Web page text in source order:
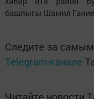
башлыгы Шамил
Следите за
Telegram-канале